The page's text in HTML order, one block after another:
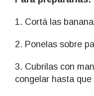
1. Cortá las
2. Ponelas sobre
3. Cubrilas con
congelar hasta